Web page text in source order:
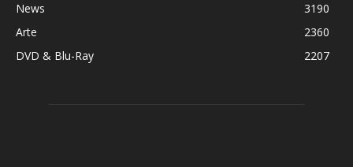
News
3190
Arte
2360
DVD & Blu-Ray
2207